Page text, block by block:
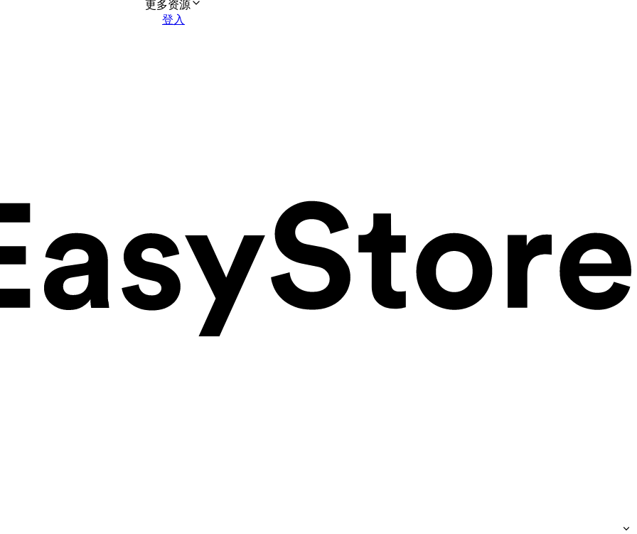
更多资源
登入